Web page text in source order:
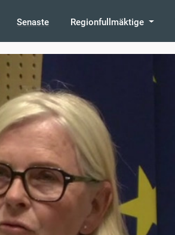
Senaste Regionfullmäktige